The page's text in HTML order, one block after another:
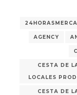
AGENCY
CESTA DE
LOCALES
CESTA DE